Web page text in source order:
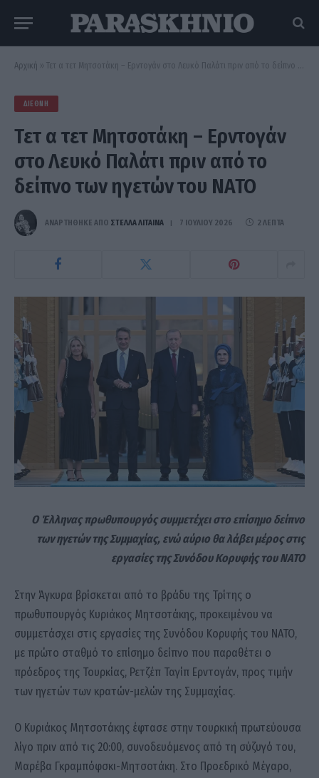
Αρχική » Τετ α τετ Μητσοτάκη – Ερντογάν στο Λευκό Παλάτι πριν από το δείπνο των ηγετών του ΝΑΤΟ
ΔΙΕΘΝΉ
Τετ α τετ Μητσοτάκη – Ερντογάν
στο Λευκό Παλάτι πριν από το
δείπνο των ηγετών του ΝΑΤΟ
ΑΝΑΡΤΗΘΗΚΕ ΑΠΟ ΣΤΈΛΛΑ ΛΊΤΑΙΝΑ 7 ΙΟΥΛΊΟΥ 2026 2 ΛΕΠΤΆ
Ο Έλληνας πρωθυπουργός συμμετέχει στο επίσημο δείπνο
των ηγετών της Συμμαχίας, ενώ αύριο θα λάβει μέρος στις
εργασίες της Συνόδου Κορυφής του ΝΑΤΟ
Στην Άγκυρα βρίσκεται από το βράδυ της Τρίτης ο
πρωθυπουργός Κυριάκος Μητσοτάκης, προκειμένου να
συμμετάσχει στις εργασίες της Συνόδου Κορυφής του ΝΑΤΟ,
με πρώτο σταθμό το επίσημο δείπνο που παραθέτει ο
πρόεδρος της Τουρκίας, Ρετζέπ Ταγίπ Ερντογάν, προς τιμήν
των ηγετών των κρατών-μελών της Συμμαχίας.
Ο Κυριάκος Μητσοτάκης έφτασε στην τουρκική πρωτεύουσα
λίγο πριν από τις 20:00, συνοδευόμενος από τη σύζυγό του,
Μαρέβα Γκραμπόφσκι-Μητσοτάκη. Στο Προεδρικό Μέγαρο,